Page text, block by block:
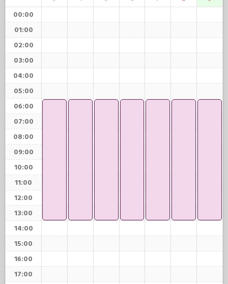
00:00
01:00
02:00
03:00
04:00
05:00
06:00
07:00
08:00
09:00
10:00
11:00
12:00
13:00
14:00
15:00
16:00
17:00